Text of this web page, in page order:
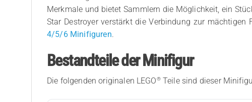
Merkmale und bietet Sammlern die Möglichkeit, ein
Star Destroyer verstärkt die Verbindung zur
4/5/6 Minifiguren.
Bestandteile der Minifigur
Die folgenden originalen LEGO®Teile sind dieser